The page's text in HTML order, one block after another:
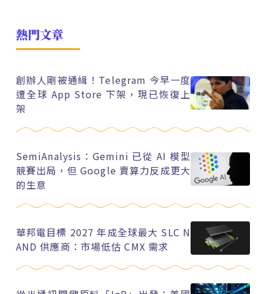
熱門文章
創辦人剛被通緝！Telegram 今早一度
遭全球 App Store 下架，現已恢復上
架
SemiAnalysis：Gemini 已從 AI 模型
競賽出局，但 Google 賣算力反成更大
的生意
華邦電目標 2027 年成全球最大 SLC N
AND 供應商：市場低估 CMX 需求